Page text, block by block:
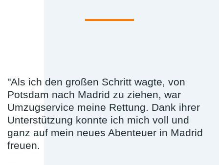
"Als ich den großen Schritt wagte, von
Potsdam nach Madrid zu ziehen, war
Umzugservice meine Rettung. Dank ihrer
Unterstützung konnte ich mich voll und
ganz auf mein neues Abenteuer in Madrid
freuen.